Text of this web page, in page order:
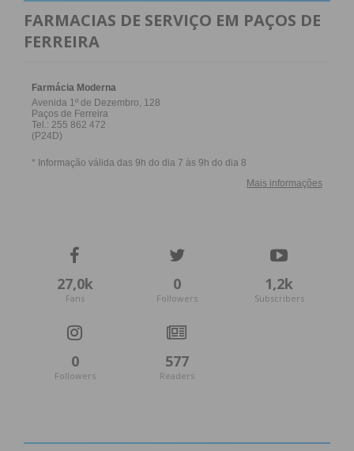
FARMACIAS DE SERVIÇO EM PAÇOS DE
FERREIRA
27,0k
Fans
0
Followers
1,2k
Subscribers
0
Followers
577
Readers